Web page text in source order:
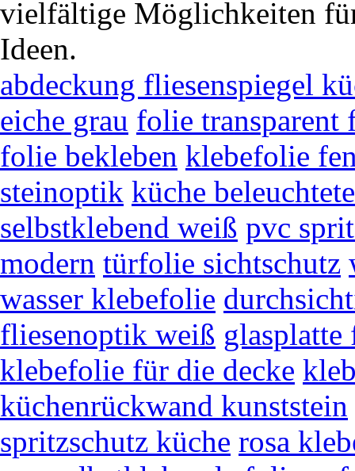
vielfältige Möglichkeiten
Ideen.
abdeckung fliesenspiegel
eiche grau folie transparent
folie bekleben klebefolie
steinoptik küche
selbstklebend weiß pvc
modern türfolie sichtschutz
wasser klebefolie
fliesenoptik weiß glasplatte
klebefolie für die decke
küchenrückwand kunststein
spritzschutz küche rosa